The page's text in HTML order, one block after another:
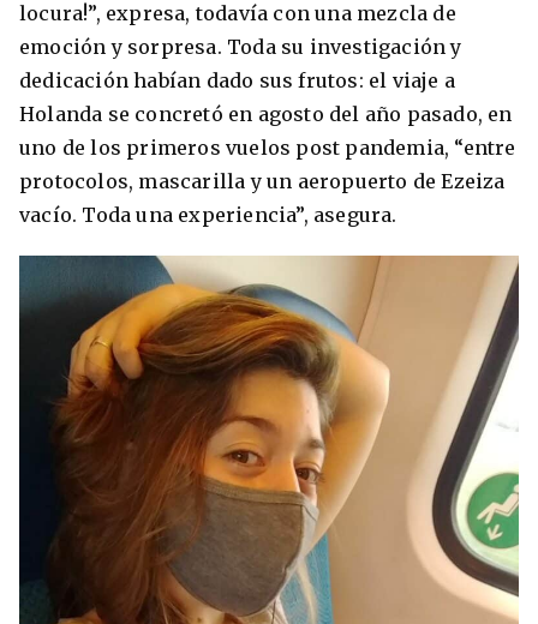
+30 Summer English for Professionals en
Melbourne
locura!”, expresa, todavía con una mezcla de
emoción y sorpresa. Toda su investigación y
dedicación habían dado sus frutos: el viaje a
Holanda se concretó en agosto del año pasado, en
uno de los primeros vuelos post pandemia, “entre
protocolos, mascarilla y un aeropuerto de Ezeiza
vacío. Toda una experiencia”, asegura.